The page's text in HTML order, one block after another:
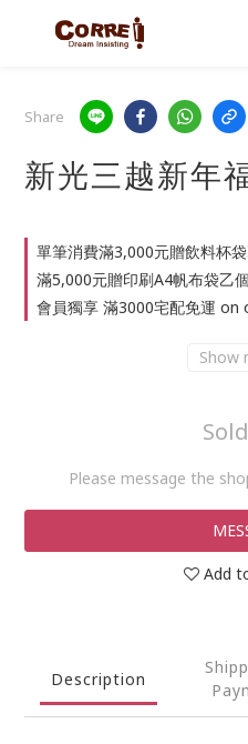
Share
新光三越新年
單筆消費滿3,000元贈飲料杯
滿5,000元贈印刷A4帆布袋乙
會員獨享 滿3000宅配免運 on
Show
Please message the
Add
Description